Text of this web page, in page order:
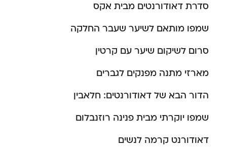
סדרת דאודורנטים מבית אקס
שמפו מותאם לשיער שעבר החלקה
סרום לשיקום שיער עם קרטין
מארזי מתנה מפנקים לגברים
הדור הבא של דאודורנטים: חלאבין
שמפו יוקרתי מבית פנינה רוזנבלום
דאודורנט קרמה לנשים